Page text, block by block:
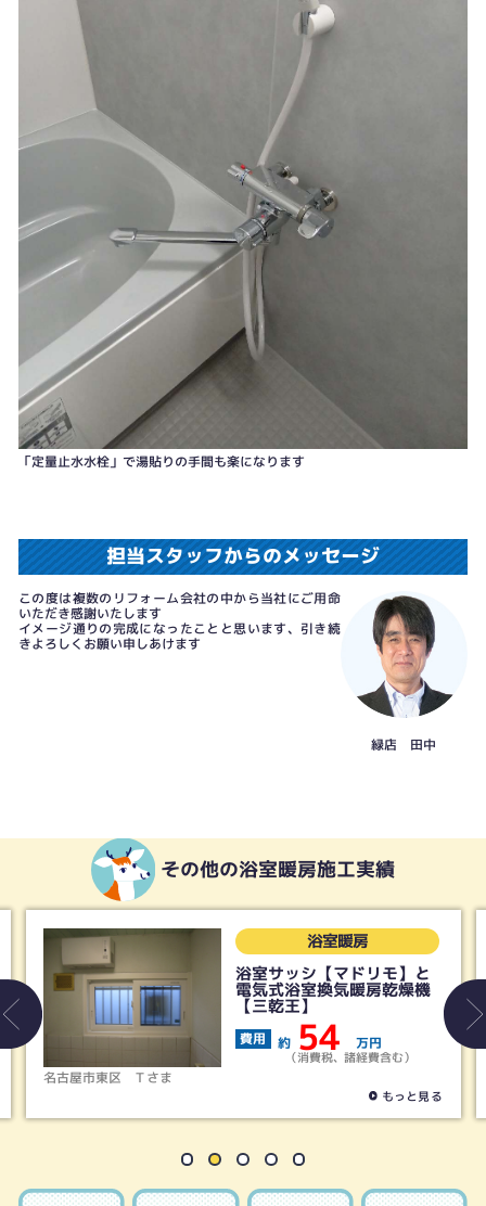
「定量止水水栓」で湯貼りの手間も楽になります
担当スタッフからのメッセージ
この度は複数のリフォーム会社の中から当社にご用命
いただき感謝いたします
イメージ通りの完成になったことと思います、引き続
きよろしくお願い申しあけます
緑店 田中
その他の浴室暖房施工実績
名古屋市東区 Ｔさま
浴室暖房
浴室サッシ【マドリモ】と
電気式浴室換気暖房乾燥機
【三乾王】
費用 約 54 万円
（消費税、諸経費含む）
もっと見る